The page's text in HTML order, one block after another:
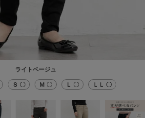
ライトベージュ
Ｓ 〇 Ｍ 〇 Ｌ 〇 ＬＬ 〇